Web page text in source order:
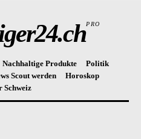
PRO
Nachhaltige Produkte
Politik
Scout werden
Horoskop
Schweiz